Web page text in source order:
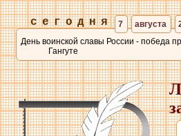
сегодня 7 августа
День воинской славы России - победа
Гангуте